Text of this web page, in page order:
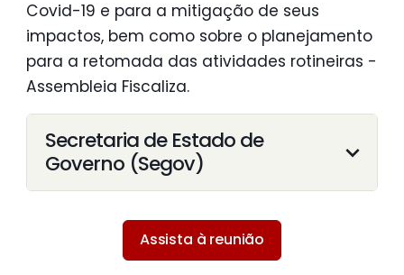
Covid-19 e para a mitigação de seus
impactos, bem como sobre o planejamento
para a retomada das atividades rotineiras -
Assembleia Fiscaliza.
Secretaria de Estado de
Governo (Segov)
Assista à reunião